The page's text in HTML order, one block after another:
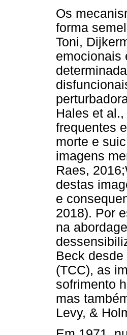
Os
forma
Toni,
emocionais
Hales et
frequentes
morte e
imagens
Raes,
destas
e
2018). Por
na
Beck
(TCC), as
sofrimento
mas
Levy, &